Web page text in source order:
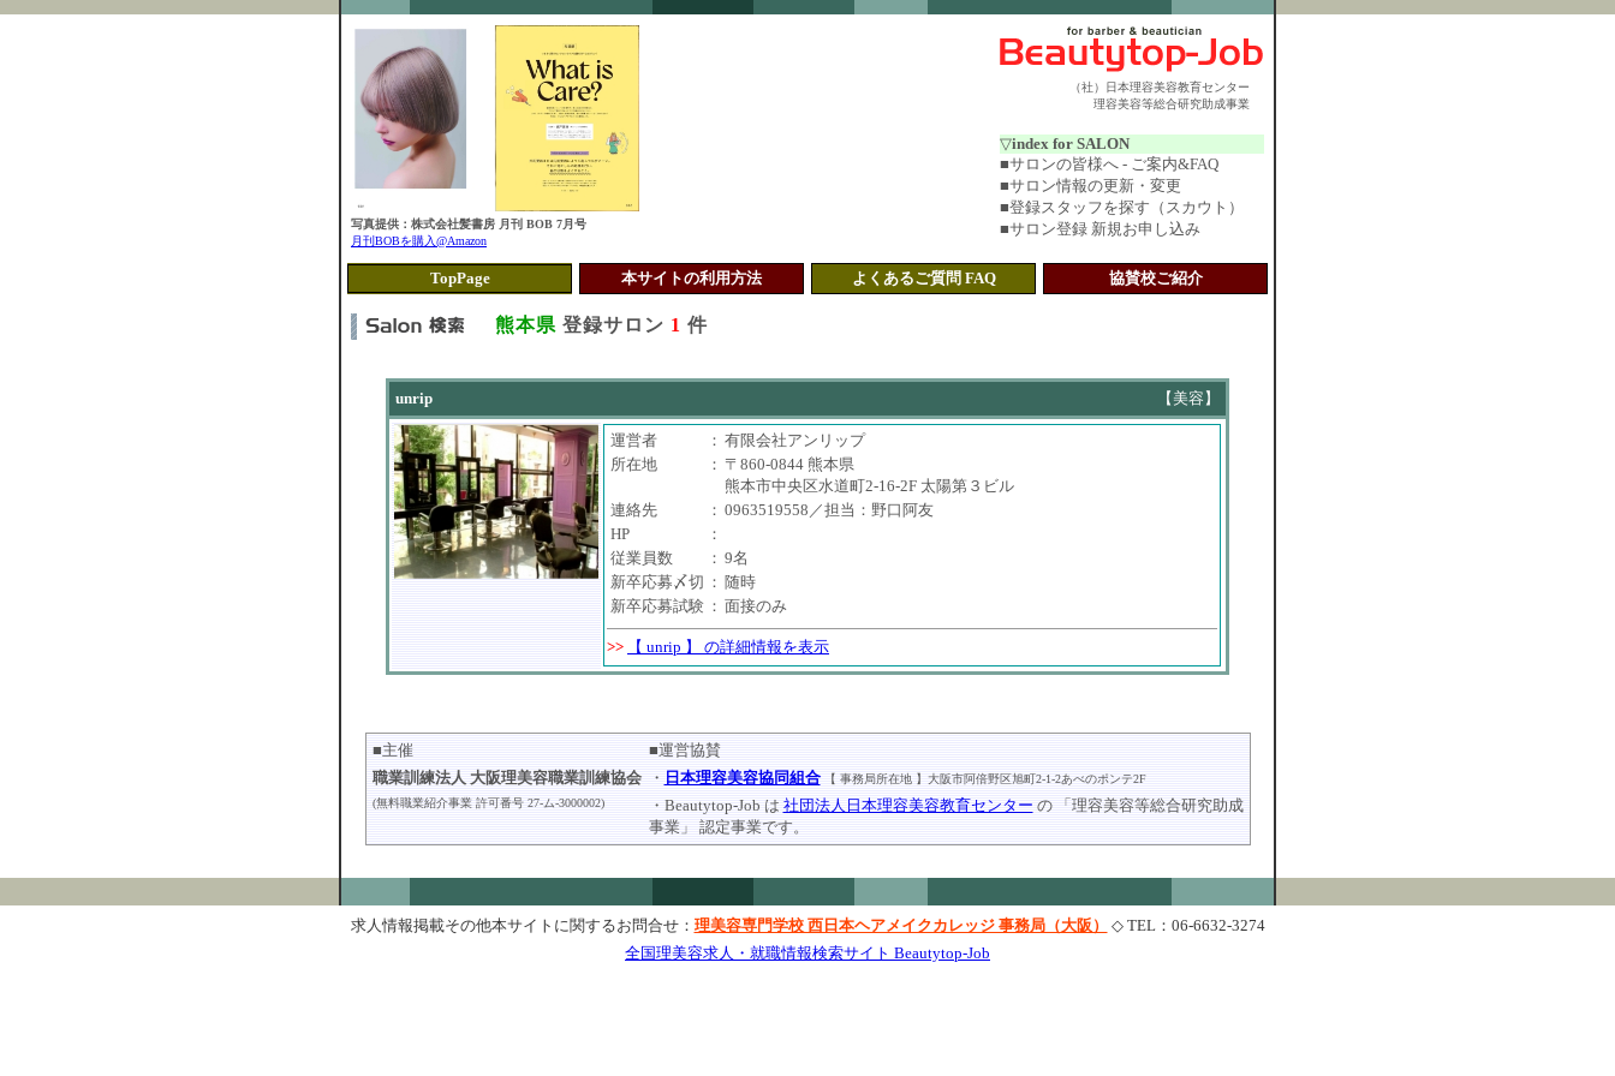
写真提供：株式会社髪書房 月刊 BOB 7月号
月刊BOBを購入@Amazon
（社）日本理容美容教育センター
理容美容等総合研究助成事業
▽index for SALON
■サロンの皆様へ - ご案内&FAQ
■サロン情報の更新・変更
■登録スタッフを探す（スカウト）
■サロン登録 新規お申し込み
TopPage 本サイトの利用方法 よくあるご質問 FAQ 協賛校ご紹介
熊本県 登録サロン 1 件
unrip 【美容】
運営者 ： 有限会社アンリップ
所在地
： 〒860-0844 熊本県
熊本市中央区水道町2-16-2F 太陽第３ビル
連絡先
： 0963519558／担当：野口阿友
HP
：
従業員数
： 9名
新卒応募〆切 ： 随時
新卒応募試験 ： 面接のみ
>> 【 unrip 】 の詳細情報を表示
■主催
職業訓練法人 大阪理美容職業訓練協会
(無料職業紹介事業 許可番号 27-ム-3000002)
■運営協賛
・ 日本理容美容協同組合 【 事務局所在地 】大阪市阿倍野区旭町2-1-2あべのポンテ2F
・Beautytop-Job は 社団法人日本理容美容教育センター の 「理容美容等総合研究助成
事業」 認定事業です。
求人情報掲載その他本サイトに関するお問合せ： 理美容専門学校 西日本ヘアメイクカレッジ 事務局（大阪）
◇ TEL：06-6632-3274
全国理美容求人・就職情報検索サイト Beautytop-Job